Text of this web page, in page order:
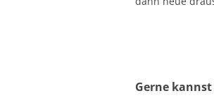
Gerne